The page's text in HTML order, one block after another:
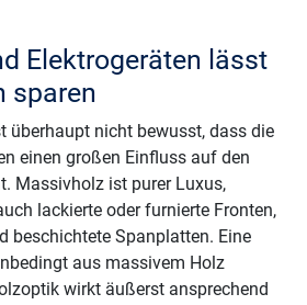
Elektrogeräten lässt
sparen
überhaupt nicht bewusst, dass die
einen großen Einfluss auf den
Massivholz ist purer Luxus,
lackierte oder furnierte Fronten,
beschichtete Spanplatten. Eine
aus massivem Holz
wirkt äußerst ansprechend